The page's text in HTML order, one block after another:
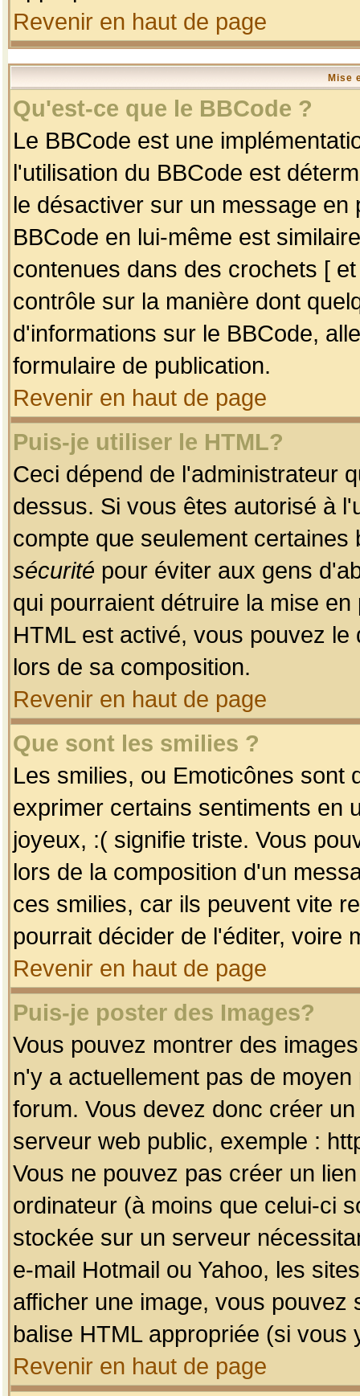
Revenir en haut de page
Mise
Qu'est-ce que le BBCode ?
Le BBCode est une
l'utilisation du BBCode est
le désactiver sur un message
BBCode en lui-même est
contenues dans des crochets [
contrôle sur la manière dont
d'informations sur le BBCode,
formulaire de publication.
Revenir en haut de page
Puis-je utiliser le HTML?
Ceci dépend de l'administrateur
dessus. Si vous êtes autorisé à
compte que seulement
sécurité pour éviter aux gens
qui pourraient détruire la mise
HTML est activé, vous pouvez
lors de sa composition.
Revenir en haut de page
Que sont les smilies ?
Les smilies, ou Emoticônes sont
exprimer certains sentiments en
joyeux, :( signifie triste. Vous
lors de la composition d'un
ces smilies, car ils peuvent vite
pourrait décider de l'éditer, voire
Revenir en haut de page
Puis-je poster des Images?
Vous pouvez montrer des
n'y a actuellement pas de
forum. Vous devez donc créer
serveur web public, exemple :
Vous ne pouvez pas créer un
ordinateur (à moins que celui-ci
stockée sur un serveur
e-mail Hotmail ou Yahoo, les
afficher une image, vous pouvez
balise HTML appropriée (si vous
Revenir en haut de page